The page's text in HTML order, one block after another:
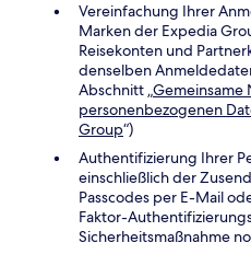
Vereinfachung Ihrer
Marken der Expedia
Reisekonten und
denselben
Abschnitt „Gemeinsame
personenbezogenen
Group“)
Authentifizierung Ihrer
einschließlich der
Passcodes per E-Mail
Faktor-
Sicherheitsmaßnahme